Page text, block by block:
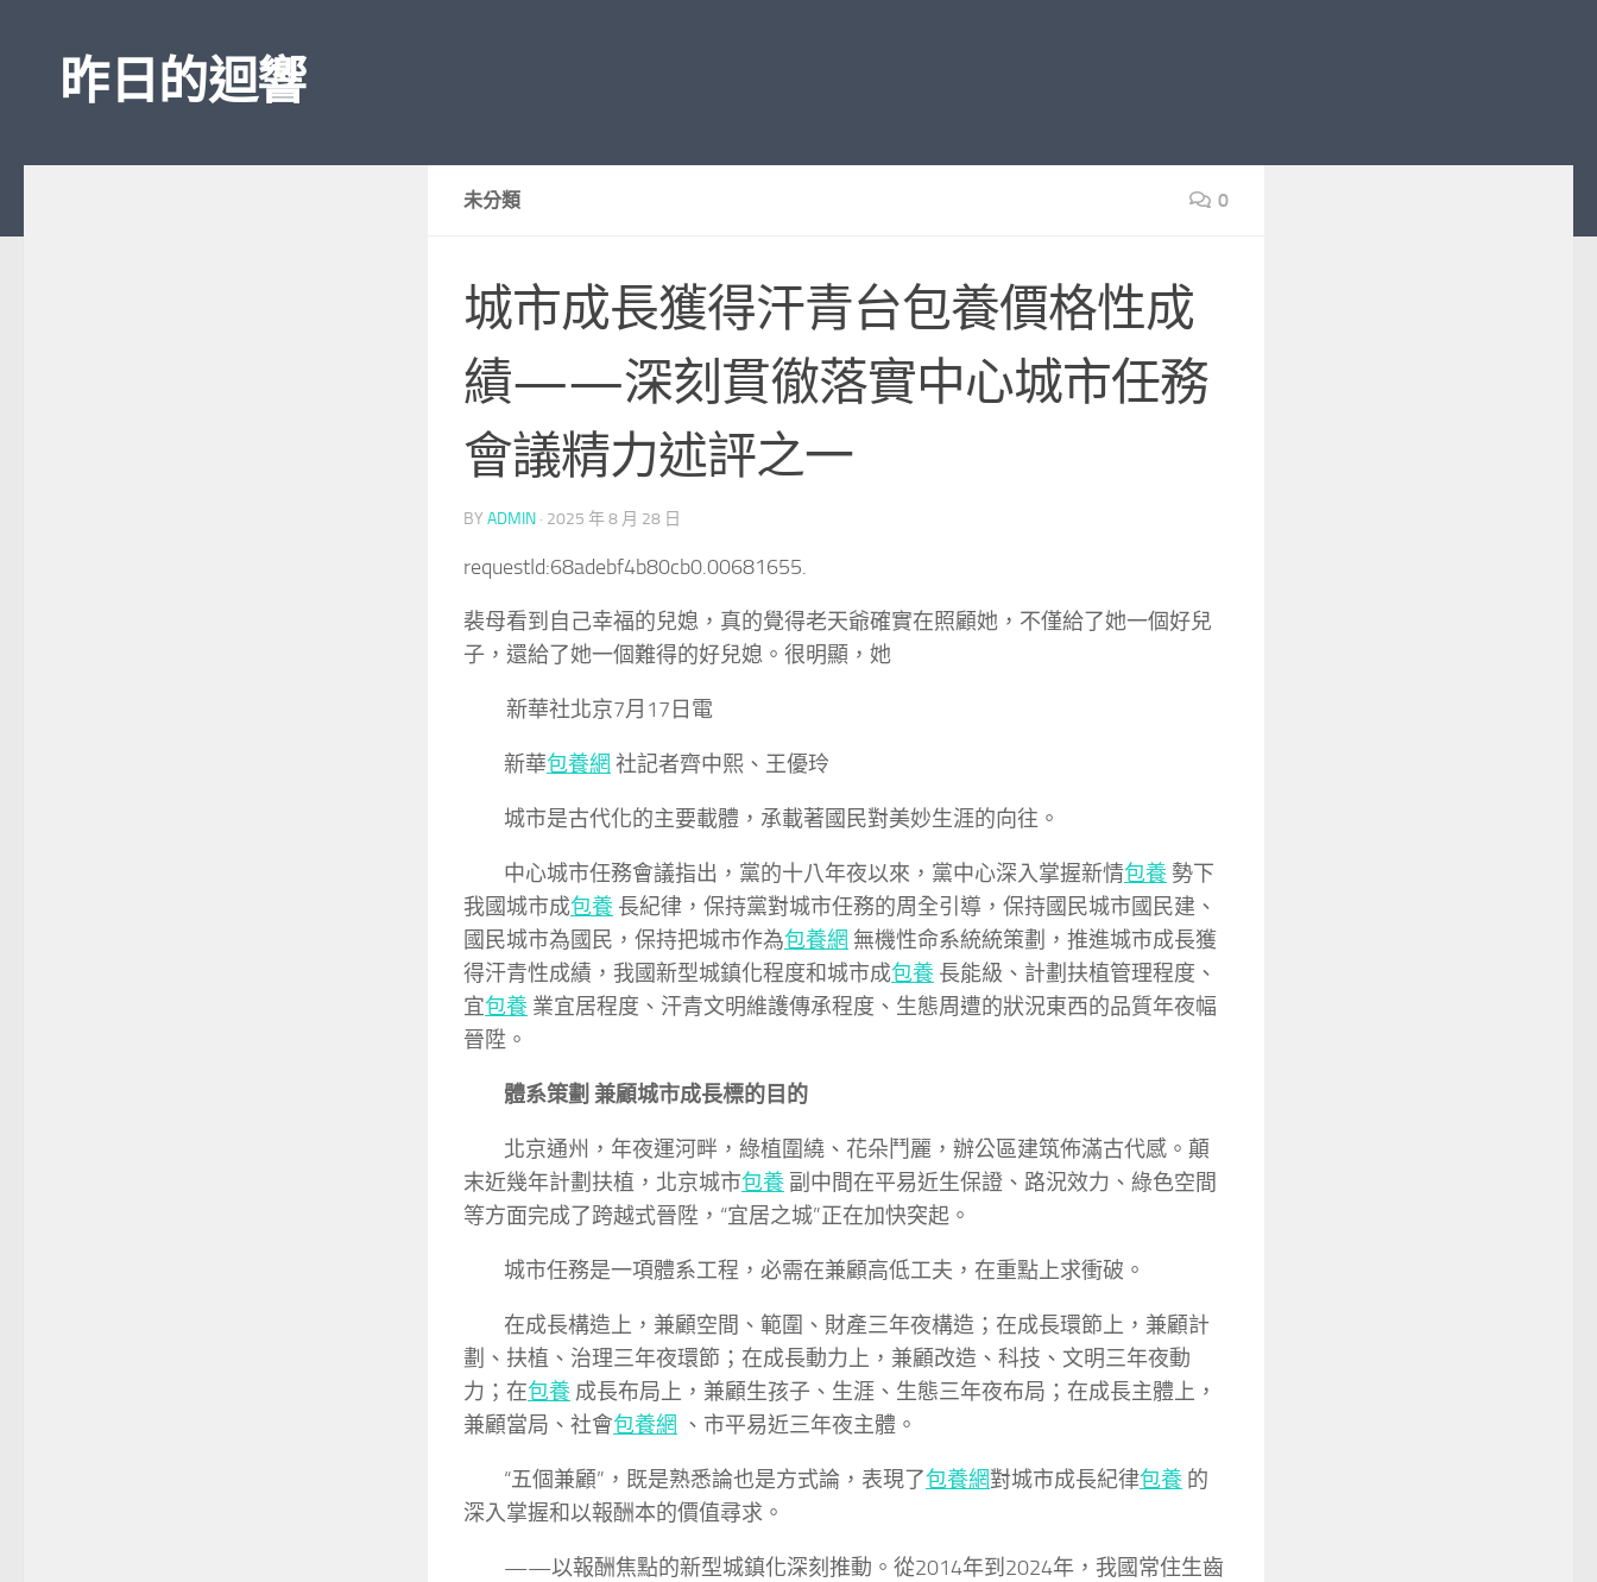
昨日的迴響
未分類 0
城市成長獲得汗青台包養價格性成
績——深刻貫徹落實中心城市任務
會議精力述評之一
BY ADMIN · 2025 年 8 月 28 日
requestId:68adebf4b80cb0.00681655.
裴母看到自己幸福的兒媳，真的覺得老天爺確實在照顧她，不僅給了她一個好兒
子，還給了她一個難得的好兒媳。很明顯，她
新華社北京7月17日電
新華包養網 社記者齊中熙、王優玲
城市是古代化的主要載體，承載著國民對美妙生涯的向往。
中心城市任務會議指出，黨的十八年夜以來，黨中心深入掌握新情包養 勢下
我國城市成包養 長紀律，保持黨對城市任務的周全引導，保持國民城市國民建、
國民城市為國民，保持把城市作為包養網 無機性命系統統策劃，推進城市成長獲
得汗青性成績，我國新型城鎮化程度和城市成包養 長能級、計劃扶植管理程度、
宜包養 業宜居程度、汗青文明維護傳承程度、生態周遭的狀況東西的品質年夜幅
晉陞。
體系策劃 兼顧城市成長標的目的
北京通州，年夜運河畔，綠植圍繞、花朵鬥麗，辦公區建筑佈滿古代感。顛
末近幾年計劃扶植，北京城市包養 副中間在平易近生保證、路況效力、綠色空間
等方面完成了跨越式晉陞，“宜居之城”正在加快突起。
城市任務是一項體系工程，必需在兼顧高低工夫，在重點上求衝破。
在成長構造上，兼顧空間、範圍、財產三年夜構造；在成長環節上，兼顧計
劃、扶植、治理三年夜環節；在成長動力上，兼顧改造、科技、文明三年夜動
力；在包養 成長布局上，兼顧生孩子、生涯、生態三年夜布局；在成長主體上，
兼顧當局、社會包養網 、市平易近三年夜主體。
“五個兼顧”，既是熟悉論也是方式論，表現了包養網對城市成長紀律包養 的
深入掌握和以報酬本的價值尋求。
——以報酬焦點的新型城鎮化深刻推動。從2014年到2024年，我國常住生齒